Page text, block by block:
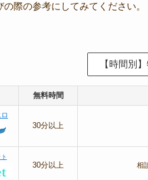
の際の参考にしてみてください。
【時間別
無料時間
30分以上
30分以上 相